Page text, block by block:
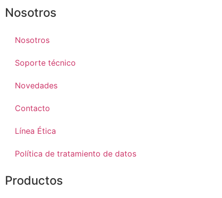
Nosotros
Nosotros
Soporte técnico
Novedades
Contacto
Línea Ética
Política de tratamiento de datos
Productos